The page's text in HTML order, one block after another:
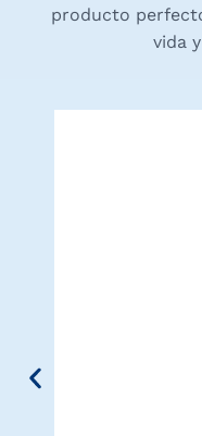
producto
vida